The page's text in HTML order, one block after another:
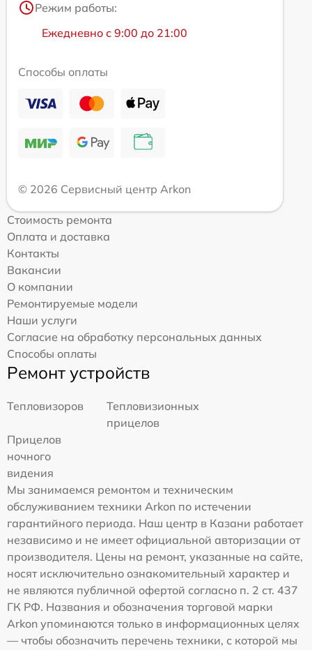
Режим работы:
Ежедневно с 9:00 до 21:00
Способы оплаты
© 2026 Сервисный центр Arkon
Стоимость ремонта
Оплата и доставка
Контакты
Вакансии
О компании
Ремонтируемые модели
Наши услуги
Согласие на обработку персональных данных
Способы оплаты
Ремонт устройств
Тепловизоров
Тепловизионных
прицелов
Прицелов
ночного
видения
Мы занимаемся ремонтом и техническим
обслуживанием техники Arkon по истечении
гарантийного периода. Наш центр в Казани работает
независимо и не имеет официальной авторизации от
производителя. Цены на ремонт, указанные на сайте,
носят исключительно ознакомительный характер и
не являются публичной офертой согласно п. 2 ст. 437
ГК РФ. Названия и обозначения торговой марки
Arkon упоминаются только в информационных целях
— чтобы обозначить перечень техники, с которой мы